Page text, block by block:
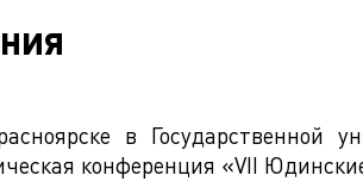
в Государственной
конференция «VII